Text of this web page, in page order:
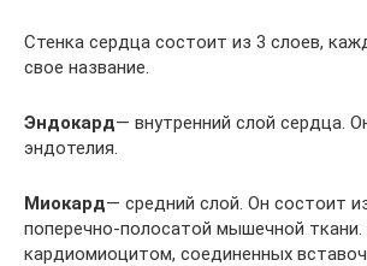
Стенка сердца состоит из 3 слоев,
свое название.
Эндокард— внутренний слой сердца.
эндотелия.
Миокард— средний слой. Он состоит
поперечно-полосатой мышечной
кардиомиоцитом, соединенных